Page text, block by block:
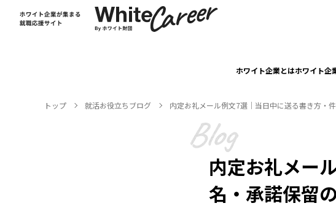
ホワイト企業とはホワイト企
トップ 就活お役⽴ちブログ 内定お礼メール例文7選｜当日中に送る書き方・
内定お礼メー
名・承諾保留